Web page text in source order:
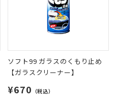
ソフト99 ガラスのくもり止め
【ガラスクリーナー】
¥670 （税込）